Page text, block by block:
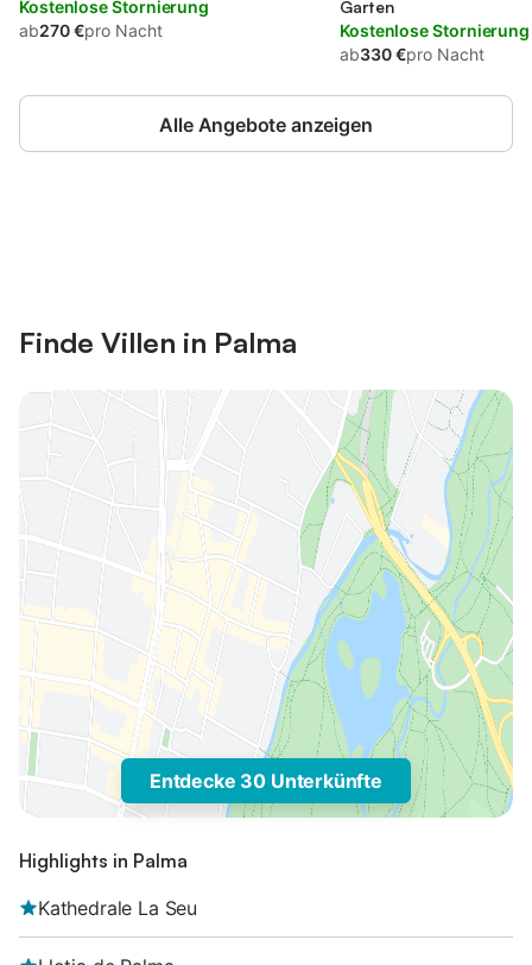
Kostenlose Stornierung
ab270 €pro Nacht
Garten
Kostenlose Stornierung
ab330 €pro Nacht
Alle Angebote anzeigen
Finde Villen in Palma
Entdecke 30 Unterkünfte
Highlights in Palma
Kathedrale La Seu